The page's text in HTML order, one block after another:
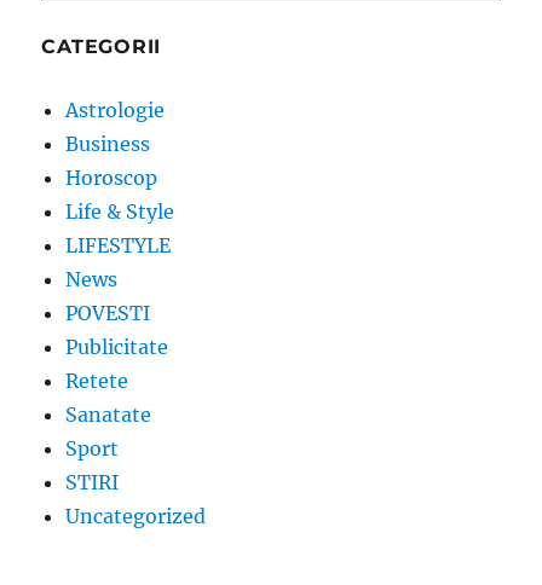
CATEGORII
Astrologie
Business
Horoscop
Life & Style
LIFESTYLE
News
POVESTI
Publicitate
Retete
Sanatate
Sport
STIRI
Uncategorized